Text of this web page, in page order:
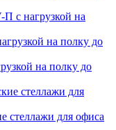
с нагрузкой на
на полку до
стеллажи для офиса